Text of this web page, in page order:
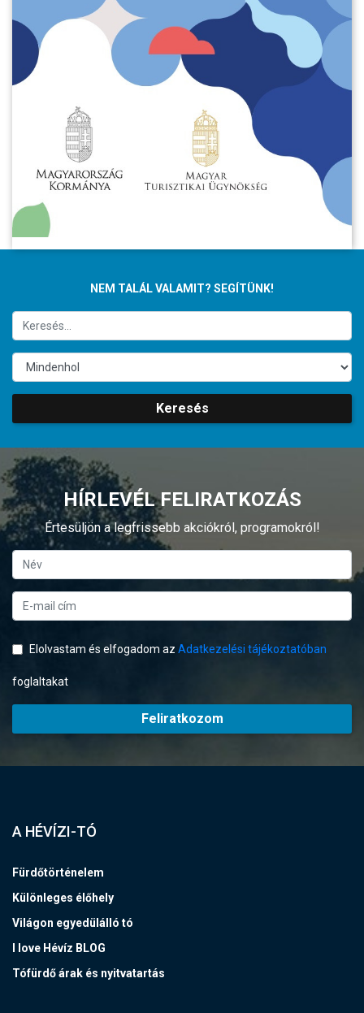
NEM TALÁL VALAMIT? SEGÍTÜNK!
Keresés
HÍRLEVÉL FELIRATKOZÁS
Értesüljön a legfrissebb akciókról, programokról!
Elolvastam és elfogadom az Adatkezelési tájékoztatóban
foglaltakat
Feliratkozom
A HÉVÍZI-TÓ
Fürdőtörténelem
Különleges élőhely
Világon egyedülálló tó
I love Hévíz BLOG
Tófürdő árak és nyitvatartás